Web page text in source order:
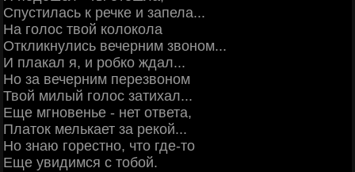
Спустилась к речке и запела...
На голос твой колокола
Откликнулись вечерним звоном...
И плакал я, и робко ждал...
Но за вечерним перезвоном
Твой милый голос затихал...
Еще мгновенье - нет ответа,
Платок мелькает за рекой...
Но знаю горестно, что где-то
Еще увидимся с тобой.